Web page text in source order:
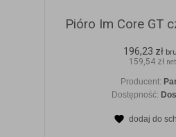
Pióro Im Core GT
196,23 zł
159,54 zł
Producent:
Dostępność:
dodaj do